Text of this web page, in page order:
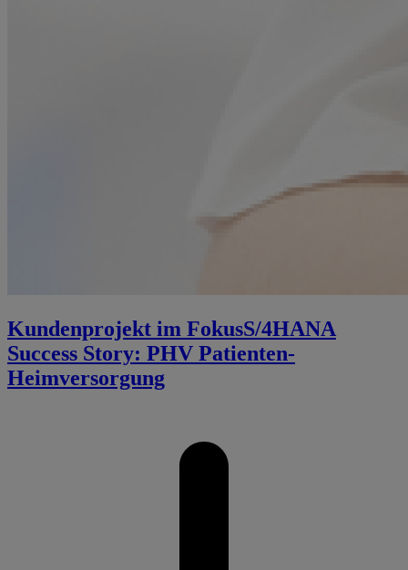
Kundenprojekt im FokusS/4HANA
Success Story: PHV Patienten-
Heimversorgung